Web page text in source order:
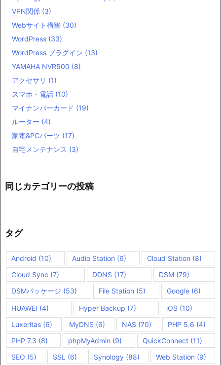
VPN関係 (3)
Webサイト構築 (30)
WordPress (33)
WordPress プラグイン (13)
YAMAHA NVR500 (8)
アクセサリ (1)
スマホ・電話 (10)
マイナンバーカード (19)
ルーター (4)
家電&PCパーツ (17)
自宅メンテナンス (3)
同じカテゴリーの投稿
タグ
Android (10) Audio Station (6) Cloud Station (8)
Cloud Sync (7) DDNS (17) DSM (79)
DSMパッケージ (53) File Station (5) Google (6)
HUAWEI (4) Hyper Backup (7) iOS (10)
Luxeritas (6) MyDNS (6) NAS (70) PHP 5.6 (4)
PHP 7.3 (8) phpMyAdmin (9) QuickConnect(11)
SEO (5) SSL (6) Synology (88) Web Station (9)